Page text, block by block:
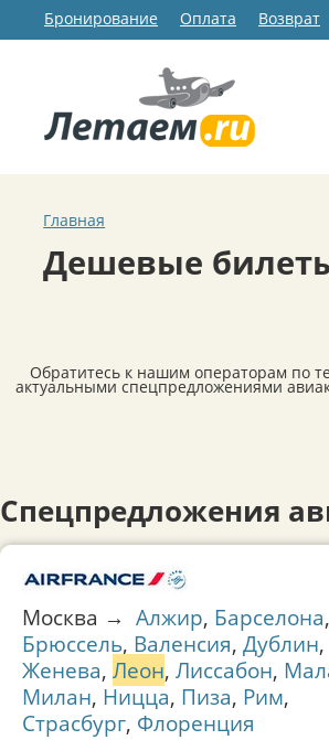
Бронирование Оплата Возврат
Главная
Дешевые
Обратитесь к нашим операторам по
актуальными спецпредложениями
Спецпредложения
Москва → Алжир, Барселона,
Брюссель, Валенсия, Дублин,
Женева, Леон, Лиссабон,
Милан, Ницца, Пиза, Рим,
Страсбург, Флоренция